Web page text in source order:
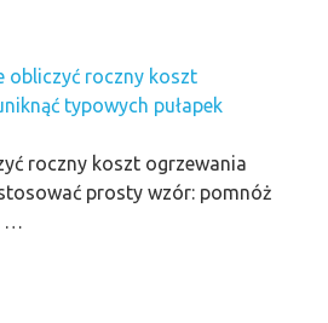
obliczyć roczny koszt
typowych pułapek
roczny koszt ogrzewania
prosty wzór: pomnóż
…